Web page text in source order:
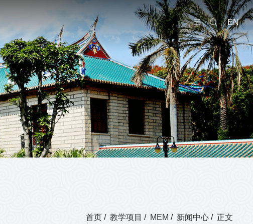
EN
首页 / 教学项目 / MEM / 新闻中心 / 正文